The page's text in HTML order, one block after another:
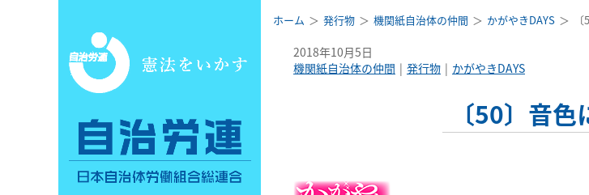
ホーム 発行物 機関紙自治体の仲間 かがやきDAYS
2018年10月5日
機関紙自治体の仲間
発行物 かがやきDAYS
〔50〕音